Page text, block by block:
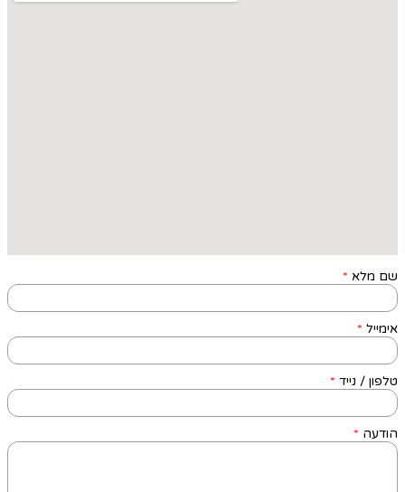
שם מלא *
אימייל *
טלפון / נייד *
הודעה *